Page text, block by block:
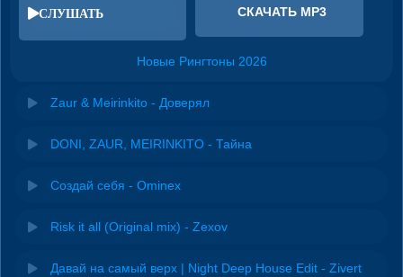
СЛУШАТЬ СКАЧАТЬ MP3
Новые Рингтоны 2026
Zaur & Meirinkito - Доверял
DONI, ZAUR, MEIRINKITO - Тайна
Создай себя - Ominex
Risk it all (Original mix) - Zexov
Давай на самый верх | Night Deep House Edit - Zivert